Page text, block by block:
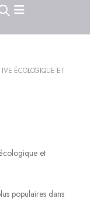
ÉCOLOGIQUE ET
et
populaires dans